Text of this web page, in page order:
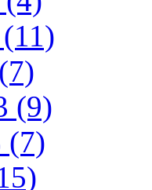
(9)
(7)